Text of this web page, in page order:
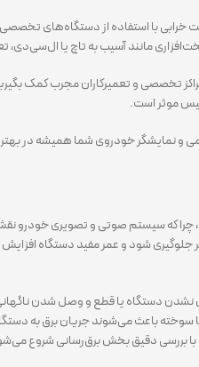
با استفاده از دستگاه‌های
مانند آسیب به تاچ یا
تخصصی و تعمیرکاران مجرب کمک
موثر است.
و نمایشگر خودروی شما همیشه در
چرا که سیستم صوتی و تصویری خودرو
شود و عمر مفید دستگاه
نشدن دستگاه یا قطع و وصل شدن
باعث می‌شوند جریان برق به
بررسی دقیق بخش برق‌رسانی شروع